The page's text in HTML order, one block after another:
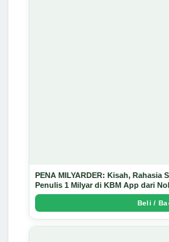
PENA MILYARDER: Kisah, Rahasia
Penulis 1 Milyar di KBM App dari
Beli /